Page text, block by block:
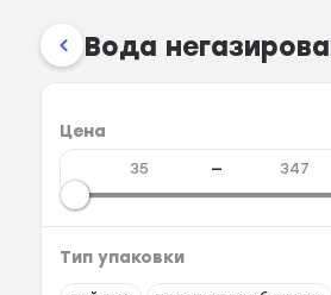
Вода
Цена
—
Тип упаковки